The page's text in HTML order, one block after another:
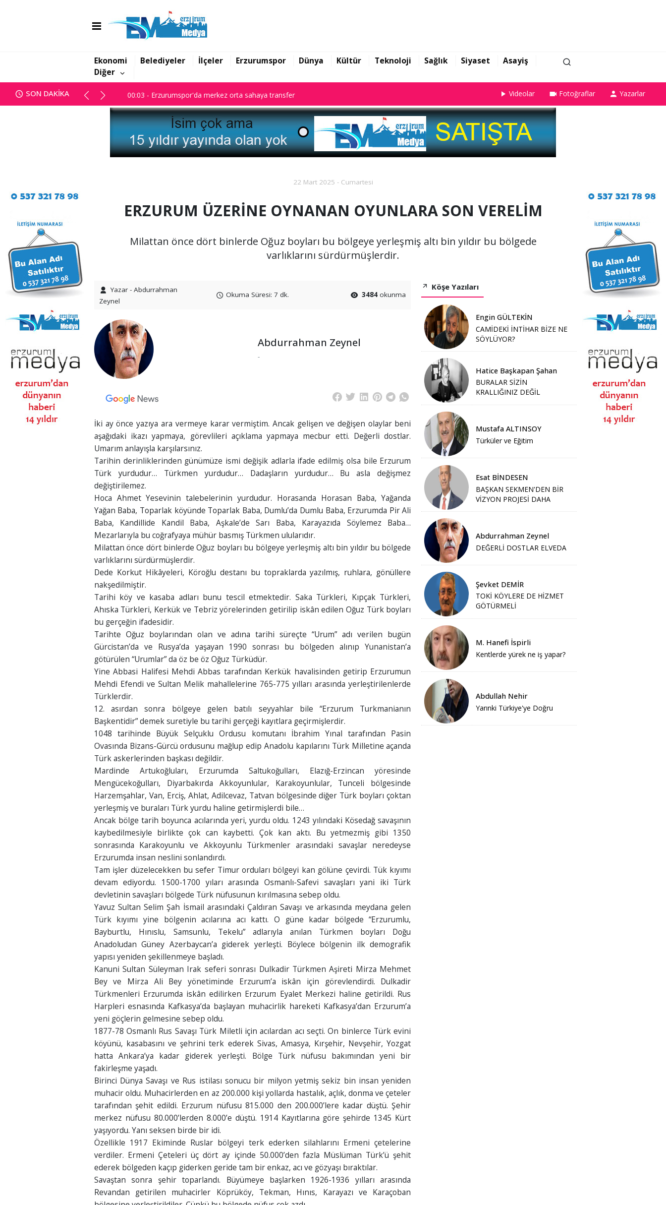
Ekonomi Belediyeler İlçeler Erzurumspor Dünya Kültür Teknoloji Sağlık Siyaset
Asayiş
Diğer
SON DAKİKA
00:03 - Erzurumspor'da merkez orta sahaya transfer
00:03 - Erzurumspor'da merkez orta sahaya transfer Videolar Fotoğraflar Yazarlar
22 Mart 2025 - Cumartesi
ERZURUM ÜZERİNE OYNANAN OYUNLARA SON VERELİM
Milattan önce dört binlerde Oğuz boyları bu bölgeye yerleşmiş altı bin yıldır bu bölgede
varlıklarını sürdürmüşlerdir.
Yazar - Abdurrahman
Zeynel
Okuma Süresi: 7 dk. 3484 okunma
Abdurrahman Zeynel
-
İki ay önce yazıya ara vermeye karar vermiştim. Ancak gelişen ve değişen olaylar beni
aşağıdaki ikazı yapmaya, görevlileri açıklama yapmaya mecbur etti. Değerli dostlar.
Umarım anlayışla karşılarsınız.
Tarihin derinliklerinden günümüze ismi değişik adlarla ifade edilmiş olsa bile Erzurum
Türk yurdudur… Türkmen yurdudur… Dadaşların yurdudur… Bu asla değişmez
değiştirilemez.
Hoca Ahmet Yesevinin talebelerinin yurdudur. Horasanda Horasan Baba, Yağanda
Yağan Baba, Toparlak köyünde Toparlak Baba, Dumlu’da Dumlu Baba, Erzurumda Pir Ali
Baba, Kandillide Kandil Baba, Aşkale’de Sarı Baba, Karayazıda Söylemez Baba…
Mezarlarıyla bu coğrafyaya mühür basmış Türkmen ulularıdır.
Milattan önce dört binlerde Oğuz boyları bu bölgeye yerleşmiş altı bin yıldır bu bölgede
varlıklarını sürdürmüşlerdir.
Dede Korkut Hikâyeleri, Köroğlu destanı bu topraklarda yazılmış, ruhlara, gönüllere
nakşedilmiştir.
Tarihi köy ve kasaba adları bunu tescil etmektedir. Saka Türkleri, Kıpçak Türkleri,
Ahıska Türkleri, Kerkük ve Tebriz yörelerinden getirilip iskân edilen Oğuz Türk boyları
bu gerçeğin ifadesidir.
Tarihte Oğuz boylarından olan ve adına tarihi süreçte “Urum” adı verilen bugün
Gürcistan’da ve Rusya’da yaşayan 1990 sonrası bu bölgeden alınıp Yunanistan’a
götürülen “Urumlar” da öz be öz Oğuz Türküdür.
Yine Abbasi Halifesi Mehdi Abbas tarafından Kerkük havalisinden getirip Erzurumun
Mehdi Efendi ve Sultan Melik mahallelerine 765-775 yılları arasında yerleştirilenlerde
Türklerdir.
12. asırdan sonra bölgeye gelen batılı seyyahlar bile “Erzurum Turkmanianın
Başkentidir” demek suretiyle bu tarihi gerçeği kayıtlara geçirmişlerdir.
1048 tarihinde Büyük Selçuklu Ordusu komutanı İbrahim Yınal tarafından Pasin
Ovasında Bizans-Gürcü ordusunu mağlup edip Anadolu kapılarını Türk Milletine açanda
Türk askerlerinden başkası değildir.
Mardinde Artukoğluları, Erzurumda Saltukoğulları, Elazığ-Erzincan yöresinde
Mengücekoğulları, Diyarbakırda Akkoyunlular, Karakoyunlular, Tunceli bölgesinde
Harzemşahlar, Van, Erciş, Ahlat, Adilcevaz, Tatvan bölgesinde diğer Türk boyları çoktan
yerleşmiş ve buraları Türk yurdu haline getirmişlerdi bile…
Ancak bölge tarih boyunca acılarında yeri, yurdu oldu. 1243 yılındaki Kösedağ savaşının
kaybedilmesiyle birlikte çok can kaybetti. Çok kan aktı. Bu yetmezmiş gibi 1350
sonrasında Karakoyunlu ve Akkoyunlu Türkmenler arasındaki savaşlar neredeyse
Erzurumda insan neslini sonlandırdı.
Tam işler düzelecekken bu sefer Timur orduları bölgeyi kan gölüne çevirdi. Tük kıyımı
devam ediyordu. 1500-1700 yıları arasında Osmanlı-Safevi savaşları yani iki Türk
devletinin savaşları bölgede Türk nüfusunun kırılmasına sebep oldu.
Yavuz Sultan Selim Şah İsmail arasındaki Çaldıran Savaşı ve arkasında meydana gelen
Türk kıyımı yine bölgenin acılarına acı kattı. O güne kadar bölgede “Erzurumlu,
Bayburtlu, Hınıslu, Samsunlu, Tekelu” adlarıyla anılan Türkmen boyları Doğu
Anadoludan Güney Azerbaycan’a giderek yerleşti. Böylece bölgenin ilk demografik
yapısı yeniden şekillenmeye başladı.
Kanuni Sultan Süleyman Irak seferi sonrası Dulkadir Türkmen Aşireti Mirza Mehmet
Bey ve Mirza Ali Bey yönetiminde Erzurum’a iskân için görevlendirdi. Dulkadir
Türkmenleri Erzurumda iskân edilirken Erzurum Eyalet Merkezi haline getirildi. Rus
Harpleri esnasında Kafkasya’da başlayan muhacirlik hareketi Kafkasya’dan Erzurum’a
yeni göçlerin gelmesine sebep oldu.
1877-78 Osmanlı Rus Savaşı Türk Miletli için acılardan acı seçti. On binlerce Türk evini
köyünü, kasabasını ve şehrini terk ederek Sivas, Amasya, Kırşehir, Nevşehir, Yozgat
hatta Ankara’ya kadar giderek yerleşti. Bölge Türk nüfusu bakımından yeni bir
fakirleşme yaşadı.
Birinci Dünya Savaşı ve Rus istilası sonucu bir milyon yetmiş sekiz bin insan yeniden
muhacir oldu. Muhacirlerden en az 200.000 kişi yollarda hastalık, açlık, donma ve çeteler
tarafından şehit edildi. Erzurum nüfusu 815.000 den 200.000’lere kadar düştü. Şehir
merkez nüfusu 80.000’lerden 8.000’e düştü. 1914 Kayıtlarına göre şehirde 1345 Kürt
yaşıyordu. Yanı seksen birde bir idi.
Özellikle 1917 Ekiminde Ruslar bölgeyi terk ederken silahlarını Ermeni çetelerine
verdiler. Ermeni Çeteleri üç dört ay içinde 50.000’den fazla Müslüman Türk’ü şehit
ederek bölgeden kaçıp giderken geride tam bir enkaz, acı ve gözyaşı bıraktılar.
Savaştan sonra şehir toparlandı. Büyümeye başlarken 1926-1936 yılları arasında
Revandan getirilen muhacirler Köprüköy, Tekman, Hınıs, Karayazı ve Karaçoban
Köşe Yazıları
Engin GÜLTEKİN
CAMİDEKİ İNTİHAR BİZE NE
SÖYLÜYOR?
Hatice Başkapan Şahan
BURALAR SİZİN
KRALLIĞINIZ DEĞİL
Mustafa ALTINSOY
Türküler ve Eğitim
Esat BİNDESEN
BAŞKAN SEKMEN'DEN BİR
VİZYON PROJESİ DAHA
Abdurrahman Zeynel
DEĞERLİ DOSTLAR ELVEDA
Şevket DEMİR
TOKİ KÖYLERE DE HİZMET
GÖTÜRMELİ
M. Hanefi İspirli
Kentlerde yürek ne iş yapar?
Abdullah Nehir
Yarınki Türkiye'ye Doğru